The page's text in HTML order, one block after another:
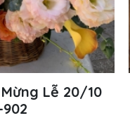
Lễ 20/10
902